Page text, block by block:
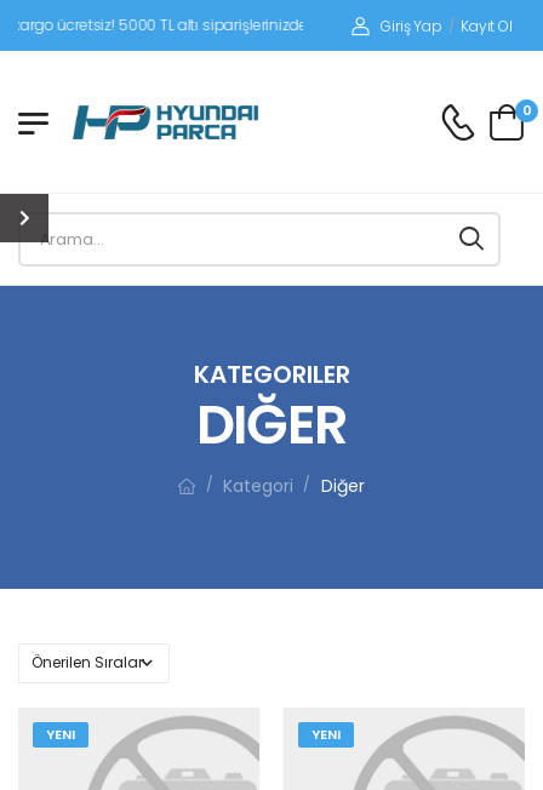
5000 TL altı siparişlerinizde siparişleriniz alıcı ödemeli gönderilir.
Giriş Yap / Kayıt Ol
0
KATEGORILER
DIĞER
/ Kategori / Diğer
YENI YENI